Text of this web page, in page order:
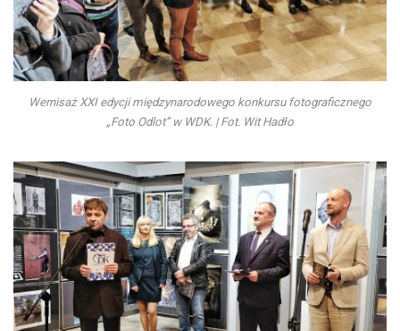
Wernisaż XXI edycji międzynarodowego konkursu fotograficznego
„Foto Odlot” w WDK. | Fot. Wit Hadło